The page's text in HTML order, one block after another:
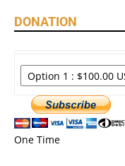
DONATION
One Time